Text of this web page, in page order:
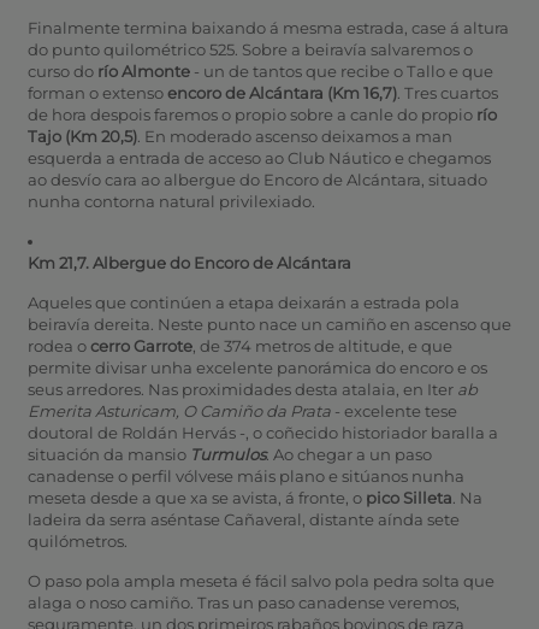
Finalmente termina baixando á mesma estrada, case á altura
do punto quilométrico 525. Sobre a beiravía salvaremos o
curso do río Almonte- un de tantos que recibe o Tallo e que
forman o extensoencoro de Alcántara (Km 16,7). Tres cuartos
de hora despois faremos o propio sobre a canle do propio río
Tajo (Km 20,5). En moderado ascenso deixamos a man
esquerda a entrada de acceso ao Club Náutico e chegamos
ao desvío cara ao albergue do Encoro de Alcántara, situado
nunha contorna natural privilexiado.
Km 21,7. Albergue do Encoro de Alcántara
Aqueles que continúen a etapa deixarán a estrada pola
beiravía dereita. Neste punto nace un camiño en ascenso que
rodea ocerro Garrote, de 374 metros de altitude, e que
permite divisar unha excelente panorámica do encoro e os
seus arredores. Nas proximidades desta atalaia, en Iter ab
Emerita Asturicam, O Camiño da Prata - excelente tese
doutoral de Roldán Hervás -, o coñecido historiador baralla a
situación da mansio Turmulos. Ao chegar a un paso
canadense o perfil vólvese máis plano e sitúanos nunha
meseta desde a que xa se avista, á fronte, o pico Silleta. Na
ladeira da serra aséntase Cañaveral, distante aínda sete
quilómetros.
O paso pola ampla meseta é fácil salvo pola pedra solta que
alaga o noso camiño. Tras un paso canadense veremos,
seguramente, un dos primeiros rabaños bovinos de raza